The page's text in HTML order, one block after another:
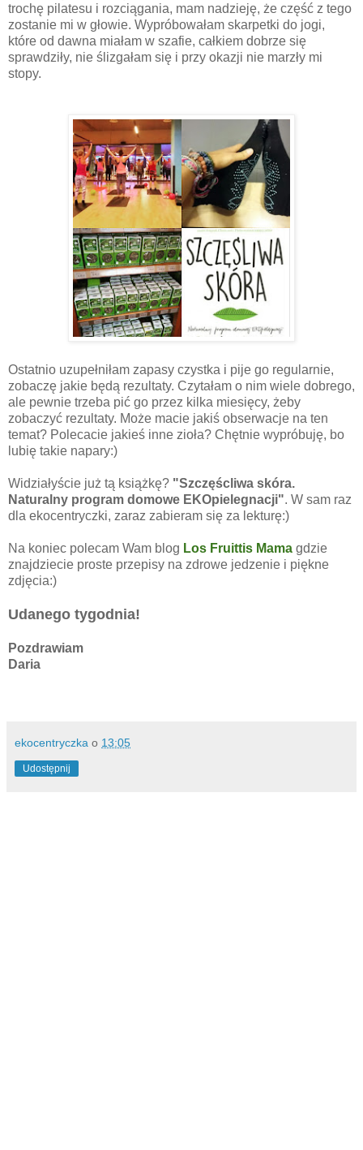
trochę pilatesu i rozciągania, mam nadzieję, że część z tego
zostanie mi w głowie. Wypróbowałam skarpetki do jogi,
które od dawna miałam w szafie, całkiem dobrze się
sprawdziły, nie ślizgałam się i przy okazji nie marzły mi
stopy.
Ostatnio uzupełniłam zapasy czystka i pije go regularnie,
zobaczę jakie będą rezultaty. Czytałam o nim wiele dobrego,
ale pewnie trzeba pić go przez kilka miesięcy, żeby
zobaczyć rezultaty. Może macie jakiś obserwacje na ten
temat? Polecacie jakieś inne zioła? Chętnie wypróbuję, bo
lubię takie napary:)
Widziałyście już tą książkę? "Szczęścliwa skóra.
Naturalny program domowe EKOpielegnacji". W sam raz
dla ekocentryczki, zaraz zabieram się za lekturę:)
Na koniec polecam Wam blog Los Fruittis Mama gdzie
znajdziecie proste przepisy na zdrowe jedzenie i piękne
zdjęcia:)
Udanego tygodnia!
Pozdrawiam
Daria
ekocentryczka o 13:05
Udostępnij